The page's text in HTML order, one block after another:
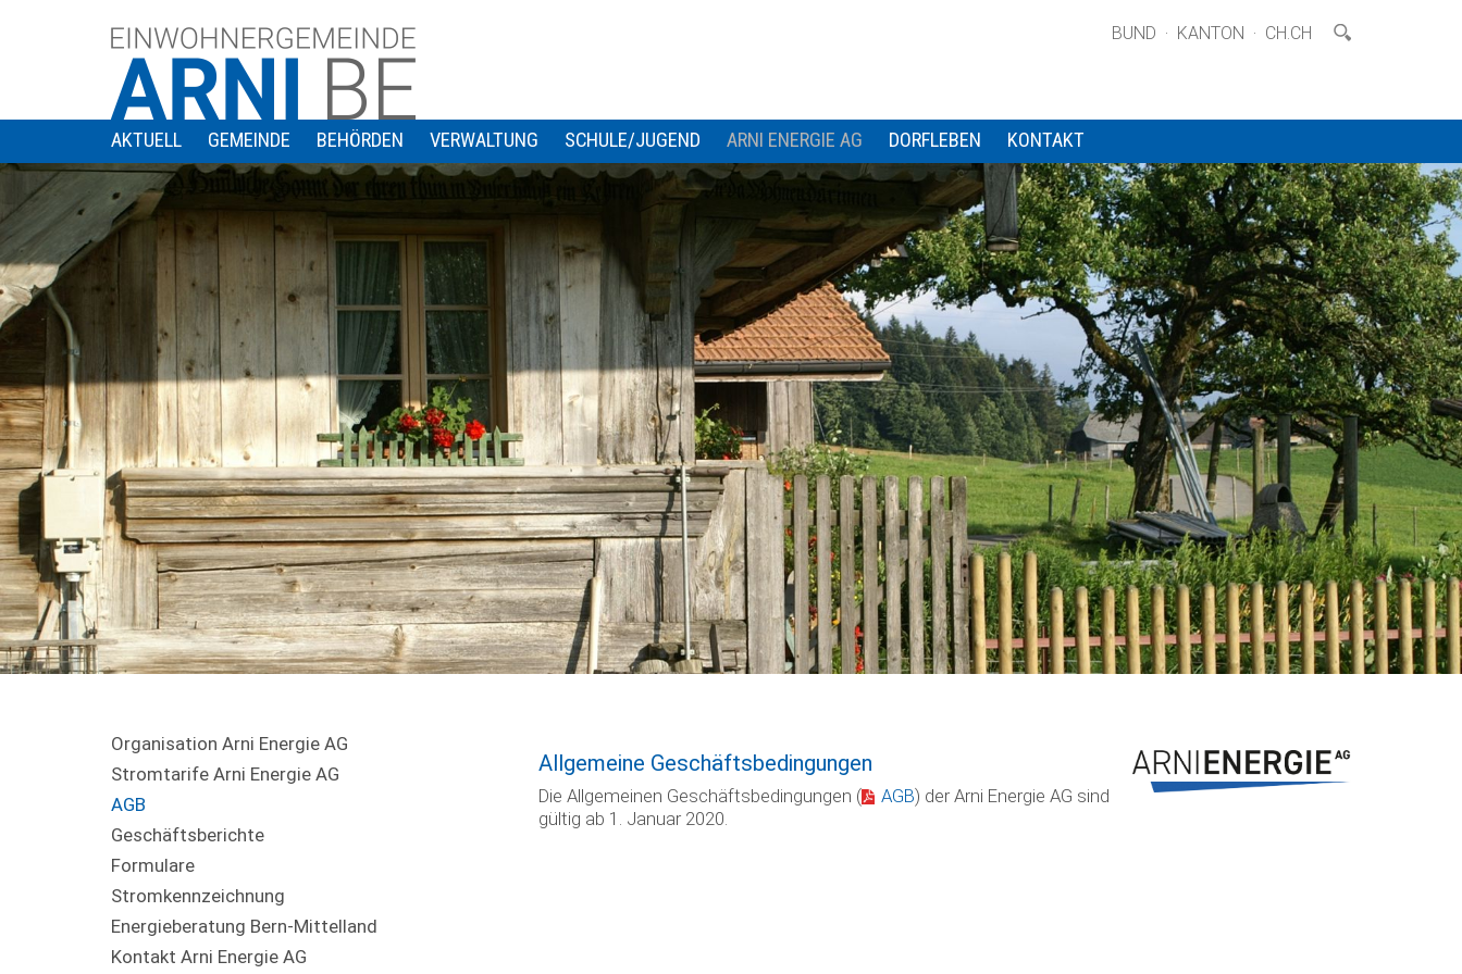
BUND · KANTON · CH.CH
AKTUELL GEMEINDE BEHÖRDEN VERWALTUNG SCHULE/JUGEND ARNI ENERGIE AG DORFLEBEN KONTAKT
Organisation Arni Energie AG
Stromtarife Arni Energie AG
AGB
Geschäftsberichte
Formulare
Stromkennzeichnung
Energieberatung Bern-Mittelland
Kontakt Arni Energie AG
Allgemeine Geschäftsbedingungen
Die Allgemeinen Geschäftsbedingungen ( AGB) der Arni Energie AG sind
gültig ab 1. Januar 2020.